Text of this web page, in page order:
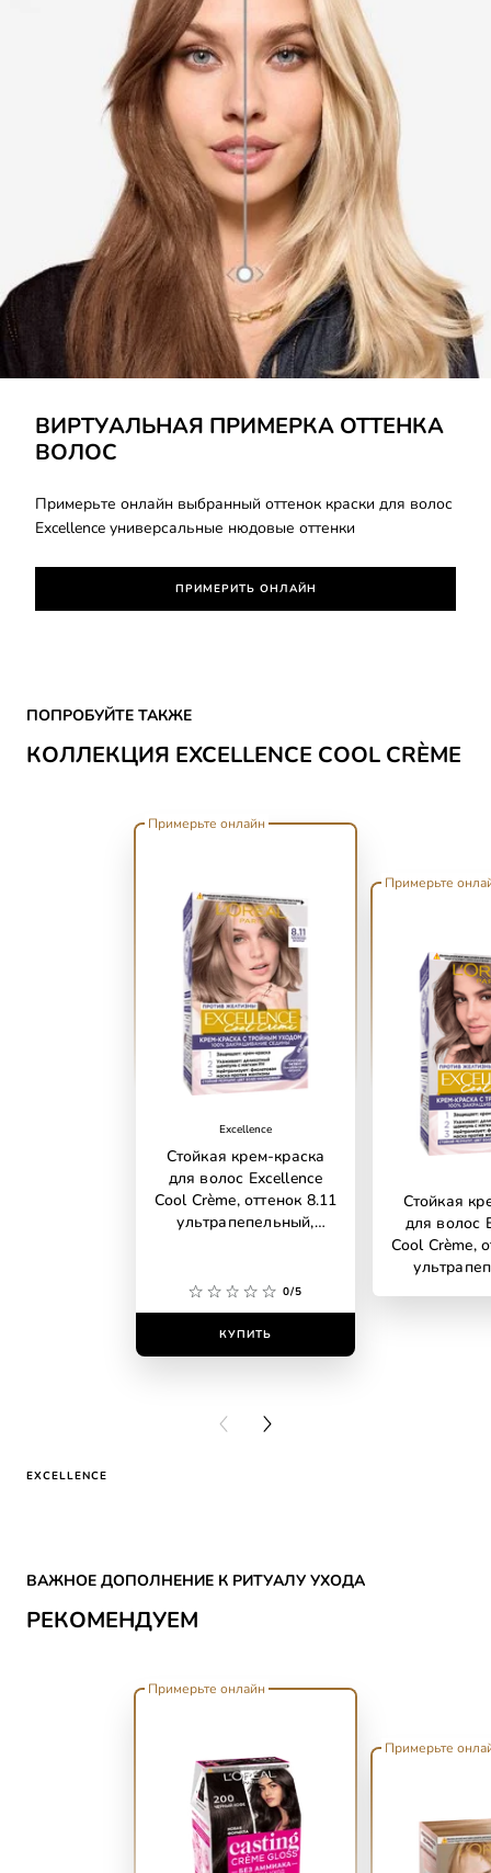
ВИРТУАЛЬНАЯ ПРИМЕРКА ОТТЕНКА
ВОЛОС
Примерьте онлайн выбранный оттенок краски для волос
Excellence универсальные нюдовые оттенки
ПРИМЕРИТЬ ОНЛАЙН
КОЛЛЕКЦИЯ EXCELLENCE COOL CRÈME
ПОПРОБУЙТЕ ТАКЖЕ
Примерьте онлайн
Excellence
Стойкая крем-краска
для волос Excellence
Cool Crème, оттенок 8.11
ультрапепельный,
0/5
КУПИТЬ
Примерьте
Стойкая
для волос
Cool Crème,
PREVIOUS CARD
NEXT CARD
EXCELLENCE
РЕКОМЕНДУЕМ
ВАЖНОЕ ДОПОЛНЕНИЕ К РИТУАЛУ УХОДА
Примерьте онлайн
Примерьте